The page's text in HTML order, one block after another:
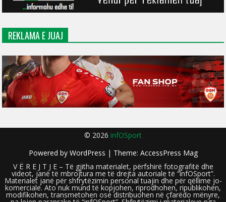
REKLAMA E JUAJ
© 2026 infOSport
Powered by WordPress | Theme: AccessPress Mag
V Ë R E J T J E – Të gjitha materialet, përfshirë fotografitë dhe
videot, janë të mbrojtura me të drejta autoriale të “infOSport”.
Materialet janë për shfrytëzimin personal tuajin dhe për qëllime jo-
komerciale. Ato nuk mund të kopjohen, riprodhohen, ripublikohen,
modifikohen, transmetohen ose distribuohen në çfarëdo mënyre,